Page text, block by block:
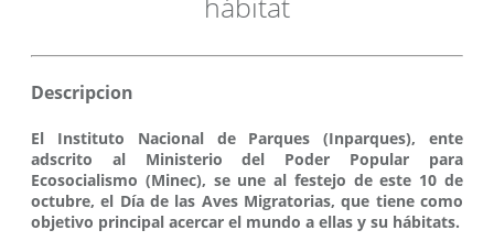
Descripcion
El Instituto Nacional de Parques (Inparques), ente
adscrito al Ministerio del Poder Popular para
Ecosocialismo (Minec), se une al festejo de este 10 de
octubre, el Día de las Aves Migratorias, que tiene como
objetivo principal acercar el mundo a ellas y su hábitats.